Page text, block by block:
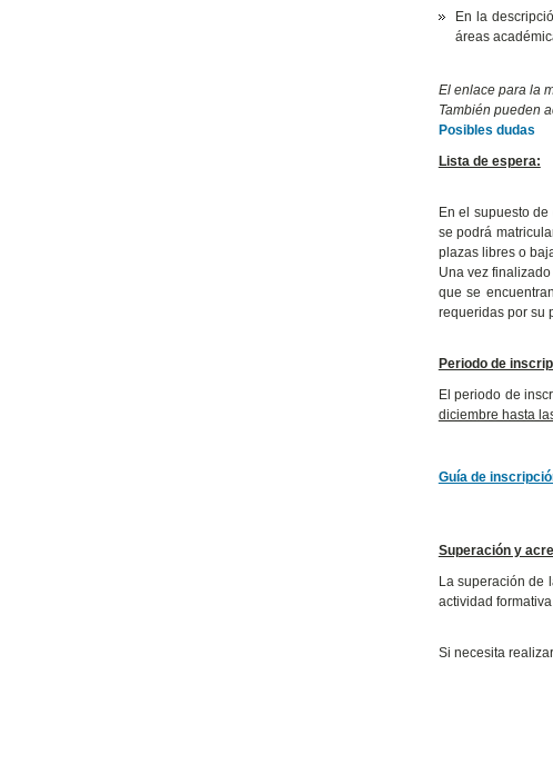
En la
áreas
El enlace para la
También pueden
Posibles dudas
Lista de espera:
En el supuesto
se podrá
plazas libres o
Una vez
que se
requeridas por su
Periodo de
El periodo de
diciembre hasta
Guía de
Superación y
La superación de
actividad
Si necesita